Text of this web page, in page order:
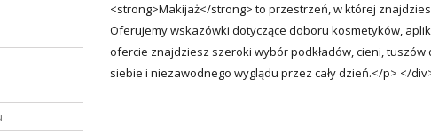
<strong>Makijaż</strong> to przestrzeń, w której
Oferujemy wskazówki dotyczące doboru kosmetyków,
ofercie znajdziesz szeroki wybór podkładów, cieni,
siebie i niezawodnego wyglądu przez cały dzień.</p> </